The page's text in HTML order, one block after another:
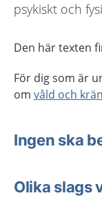
psykiskt och
Den här texten
För dig som är
om våld och
Ingen ska
Olika slags